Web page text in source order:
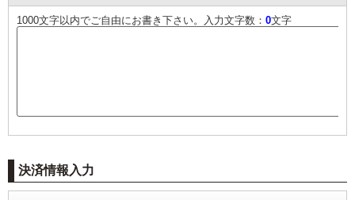
1000文字以内でご自由にお書き下さい。入力文字数： 0文字
決済情報入力